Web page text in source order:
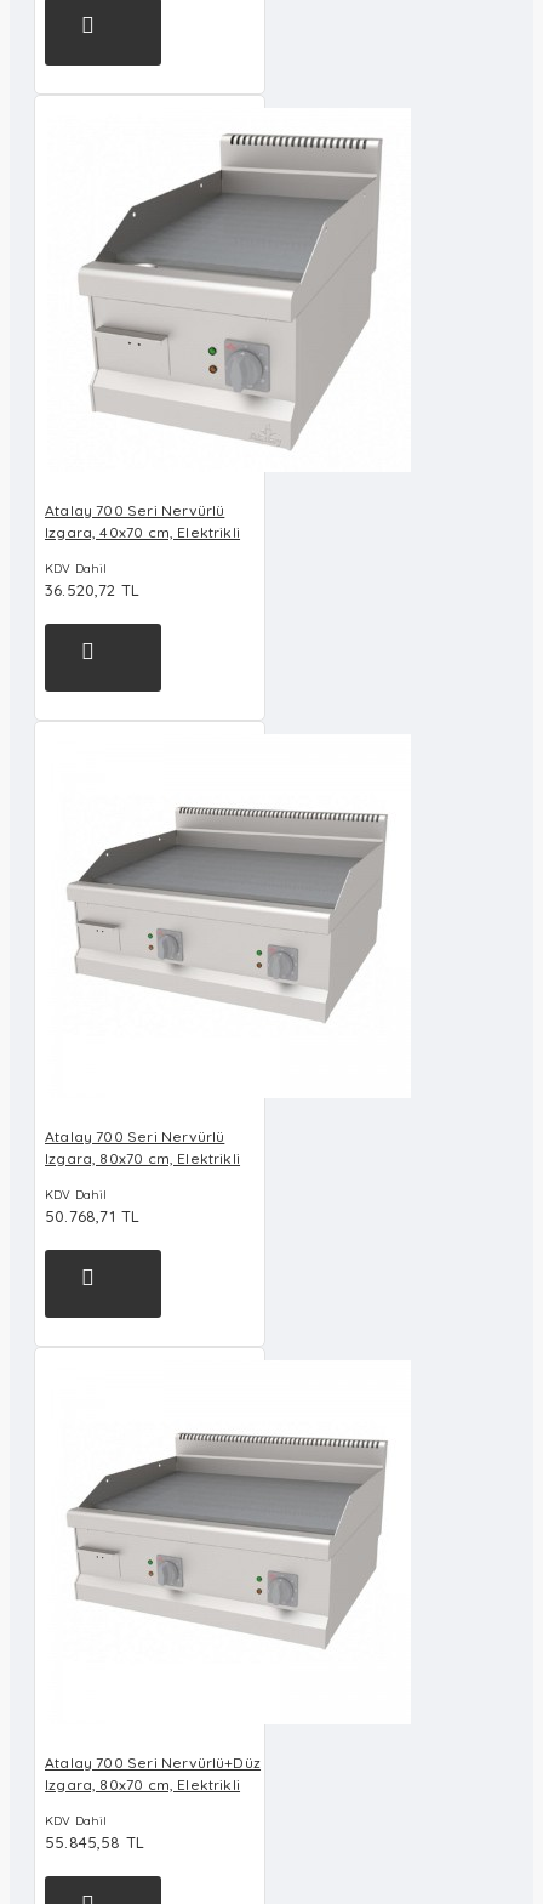
Atalay 700 Seri Nervürlü
Izgara, 40x70 cm, Elektrikli
KDV Dahil
36.520,72 TL
Atalay 700 Seri Nervürlü
Izgara, 80x70 cm, Elektrikli
KDV Dahil
50.768,71 TL
Atalay 700 Seri Nervürlü+Düz
Izgara, 80x70 cm, Elektrikli
KDV Dahil
55.845,58 TL